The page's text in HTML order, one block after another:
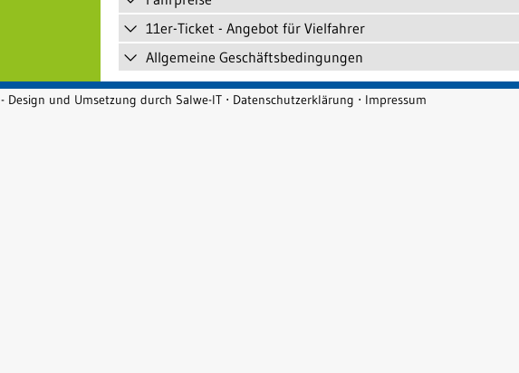
11er-Ticket - Angebot für Vielfahrer
Allgemeine Geschäftsbedingungen
Design und Umsetzung durch Salwe-IT ⋅ Datenschutzerklärung ⋅ Impressum